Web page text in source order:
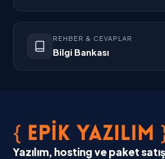
REHBER & CEVAPLAR
Bilgi Bankası
Yazılım, hosting ve paket